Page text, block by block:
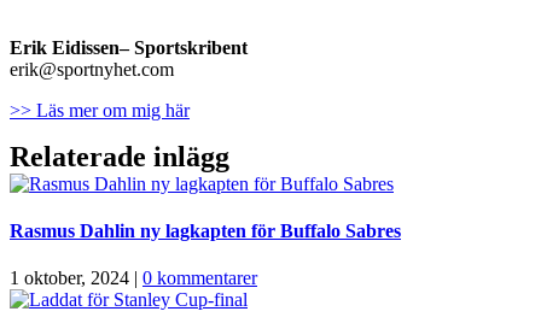
Erik Eidissen– Sportskribent
erik@sportnyhet.com
>> Läs mer om mig här
Relaterade inlägg
Rasmus Dahlin ny lagkapten för Buffalo Sabres
1 oktober, 2024 | 0 kommentarer